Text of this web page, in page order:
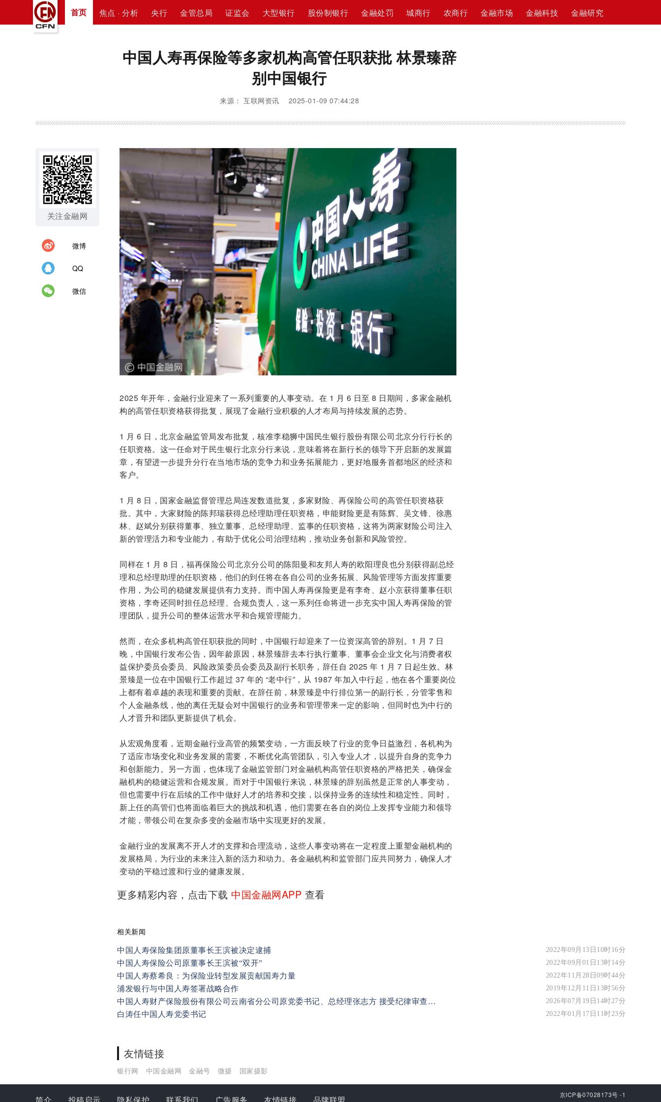
首页 焦点 · 分析 央行 金管总局 证监会 大型银行 股份制银行 金融处罚 城商行 农商行 金融市场 金融科技 金融研究
中国人寿再保险等多家机构高管任职获批 林景臻辞
别中国银行
来源： 互联网资讯 2025-01-09 07:44:28
关注金融网
微博
QQ
微信
2025 年开年，金融行业迎来了一系列重要的人事变动。在 1 月 6 日至 8 日期间，多家金融机
构的高管任职资格获得批复，展现了金融行业积极的人才布局与持续发展的态势。
1 月 6 日，北京金融监管局发布批复，核准李稳狮中国民生银行股份有限公司北京分行行长的
任职资格。这一任命对于民生银行北京分行来说，意味着将在新行长的领导下开启新的发展篇
章，有望进一步提升分行在当地市场的竞争力和业务拓展能力，更好地服务首都地区的经济和
客户。
1 月 8 日，国家金融监督管理总局连发数道批复，多家财险、再保险公司的高管任职资格获
批。其中，大家财险的陈邦瑞获得总经理助理任职资格，申能财险更是有陈辉、吴文锋、徐惠
林、赵斌分别获得董事、独立董事、总经理助理、监事的任职资格，这将为两家财险公司注入
新的管理活力和专业能力，有助于优化公司治理结构，推动业务创新和风险管控。
同样在 1 月 8 日，福再保险公司北京分公司的陈阳曼和友邦人寿的欧阳理良也分别获得副总经
理和总经理助理的任职资格，他们的到任将在各自公司的业务拓展、风险管理等方面发挥重要
作用，为公司的稳健发展提供有力支持。而中国人寿再保险更是有李奇、赵小京获得董事任职
资格，李奇还同时担任总经理、合规负责人，这一系列任命将进一步充实中国人寿再保险的管
理团队，提升公司的整体运营水平和合规管理能力。
然而，在众多机构高管任职获批的同时，中国银行却迎来了一位资深高管的辞别。1 月 7 日
晚，中国银行发布公告，因年龄原因，林景臻辞去本行执行董事、董事会企业文化与消费者权
益保护委员会委员、风险政策委员会委员及副行长职务，辞任自 2025 年 1 月 7 日起生效。林
景臻是一位在中国银行工作超过 37 年的 “老中行”，从 1987 年加入中行起，他在各个重要岗位
上都有着卓越的表现和重要的贡献。在辞任前，林景臻是中行排位第一的副行长，分管零售和
个人金融条线，他的离任无疑会对中国银行的业务和管理带来一定的影响，但同时也为中行的
人才晋升和团队更新提供了机会。
从宏观角度看，近期金融行业高管的频繁变动，一方面反映了行业的竞争日益激烈，各机构为
了适应市场变化和业务发展的需要，不断优化高管团队，引入专业人才，以提升自身的竞争力
和创新能力。另一方面，也体现了金融监管部门对金融机构高管任职资格的严格把关，确保金
融机构的稳健运营和合规发展。而对于中国银行来说，林景臻的辞别虽然是正常的人事变动，
但也需要中行在后续的工作中做好人才的培养和交接，以保持业务的连续性和稳定性。同时，
新上任的高管们也将面临着巨大的挑战和机遇，他们需要在各自的岗位上发挥专业能力和领导
才能，带领公司在复杂多变的金融市场中实现更好的发展。
金融行业的发展离不开人才的支撑和合理流动，这些人事变动将在一定程度上重塑金融机构的
发展格局，为行业的未来注入新的活力和动力。各金融机构和监管部门应共同努力，确保人才
变动的平稳过渡和行业的健康发展。
更多精彩内容，点击下载 中国金融网APP 查看
相关新闻
中国人寿保险集团原董事长王滨被决定逮捕 2022年09月13日10时16分
中国人寿保险公司原董事长王滨被“双开” 2022年09月01日13时14分
中国人寿蔡希良：为保险业转型发展贡献国寿力量 2022年11月28日09时44分
浦发银行与中国人寿签署战略合作 2019年12月11日13时56分
中国人寿财产保险股份有限公司云南省分公司原党委书记、总经理张志方 接受纪律审查和监察调查 2026年07月19日14时27分
白涛任中国人寿党委书记 2022年01月17日11时23分
友情链接
银行网 中国金融网 金融号 微摄 国家摄影
简介 投稿启示 隐私保护 联系我们 广告服务 友情链接 品牌联盟
京ICP备07028173号 -1